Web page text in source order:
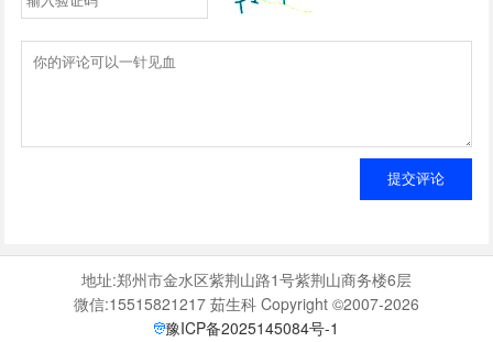
提交评论
地址:郑州市金水区紫荆山路1号紫荆山商务楼6层
微信:15515821217 茹生科 Copyright ©2007-2026
豫ICP备2025145084号-1